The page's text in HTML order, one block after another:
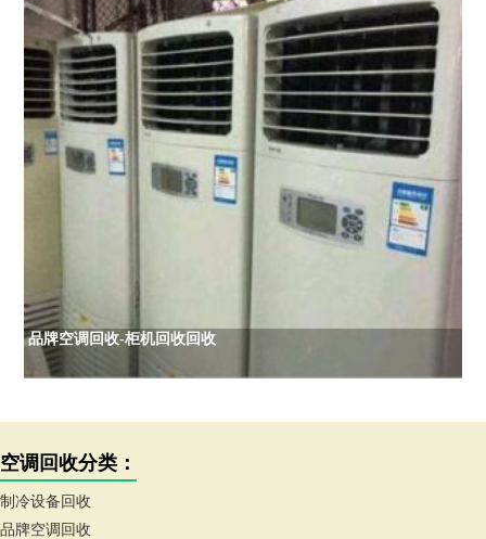
品牌空调回收-柜机回收回收
空调回收分类：
制冷设备回收
品牌空调回收